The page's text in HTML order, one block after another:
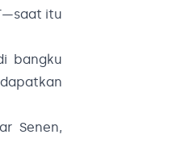
itu
bangku
Senen,